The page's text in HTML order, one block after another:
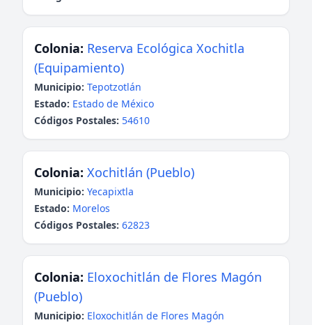
Colonia: Reserva Ecológica Xochitla
(Equipamiento)
Municipio: Tepotzotlán
Estado: Estado de México
Códigos Postales: 54610
Colonia: Xochitlán (Pueblo)
Municipio: Yecapixtla
Estado: Morelos
Códigos Postales: 62823
Colonia: Eloxochitlán de Flores Magón
(Pueblo)
Municipio: Eloxochitlán de Flores Magón